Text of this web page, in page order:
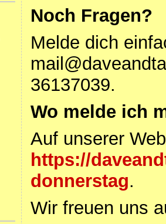
Noch Fragen?
Melde dich
36137039.
Wo melde ich
Auf unserer
https://
donnerstag.
Wir freuen uns